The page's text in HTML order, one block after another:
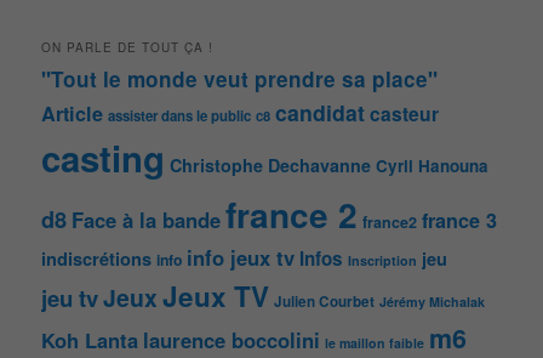
ON PARLE DE TOUT ÇA !
"Tout le monde veut prendre sa place"
Article assister dans le public c8 candidatcasteur
casting Christophe Dechavanne Cyril Hanouna
d8 Face à la bandefrance 2 france2 france 3
indiscrétions info info jeux tv Infos Inscription jeu
jeu tvJeuxJeux TV Julien Courbet Jérémy Michalak
Koh Lanta laurence boccolini le maillon faible m6